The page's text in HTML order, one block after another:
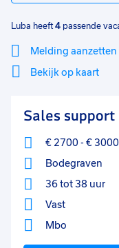
Luba heeft 4 passende
Melding aanzetten
Bekijk op kaart
Sluiten
Sales
€ 2700- € 3000
Bodegraven
36 tot 38 uur
Vast
Mbo